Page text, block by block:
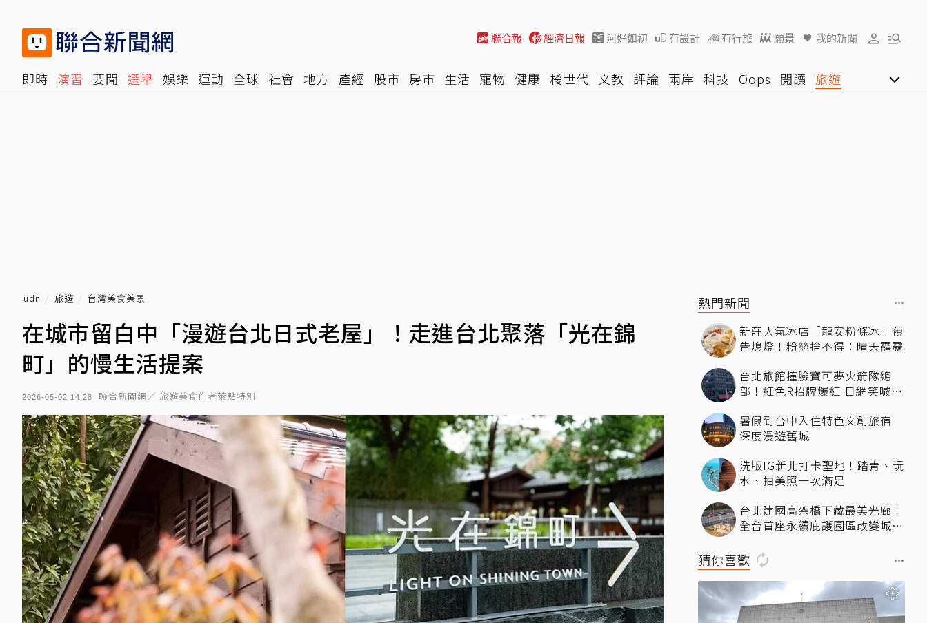
聯合報 經濟日報 河好如初 有設計 有行旅 願景 我的新聞
即時 演習 要聞 選舉 娛樂 運動 全球 社會 地方 產經 股市 房市 生活 寵物 健康 橘世代 文教 評論 兩岸 科技 Oops 閱讀 旅遊
udn 旅遊 台灣美食美景
在城市留白中「漫遊台北日式老屋」！走進台北聚落「光在錦
町」的慢生活提案
2026-05-02 14:28 聯合新聞網／ 旅遊美食作者萊點特別
熱門新聞
新莊人氣冰店「龍安粉條冰」預
告熄燈！粉絲捨不得：晴天霹靂
台北旅館撞臉寶可夢火箭隊總
部！紅色R招牌爆紅 日網笑喊：
暑假到台中入住特色文創旅宿
深度漫遊舊城
洗版IG新北打卡聖地！踏青、玩
水、拍美照一次滿足
台北建國高架橋下藏最美光廊！
全台首座永續庇護園區改變城市
猜你喜歡